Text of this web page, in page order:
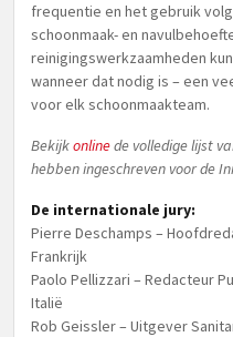
frequentie en het gebruik
schoonmaak- en
reinigingswerkzaamheden
wanneer dat nodig is – een
voor elk schoonmaakteam.
Bekijkonlinede volledige lijst
hebben ingeschreven voor de
De internationale jury:
Pierre Deschamps –
Frankrijk
Paolo Pellizzari – Redacteur
Italië
Rob Geissler – Uitgever